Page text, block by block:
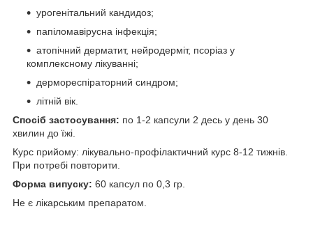
урогенітальний кандидоз;
папіломавірусна інфекція;
атопічний дерматит, нейродерміт, псоріаз у
комплексному лікуванні;
дермореспіраторний синдром;
літній вік.
Спосіб застосування: по 1-2 капсули 2 десь у день 30
хвилин до їжі.
Курс прийому: лікувально-профілактичний курс 8-12 тижнів.
При потребі повторити.
Форма випуску: 60 капсул по 0,3 гр.
Не є лікарським препаратом.